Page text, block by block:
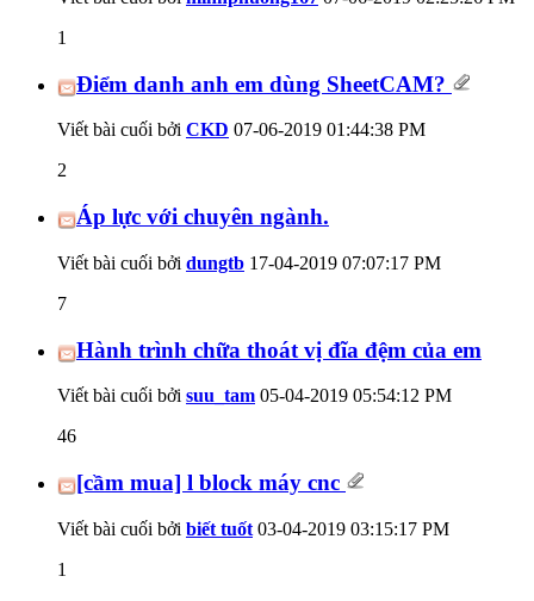
1
Điểm danh anh em dùng SheetCAM?
Viết bài cuối bởi CKD 07-06-2019 01:44:38 PM
2
Áp lực với chuyên ngành.
Viết bài cuối bởi dungtb 17-04-2019 07:07:17 PM
7
Hành trình chữa thoát vị đĩa đệm của em
Viết bài cuối bởi suu_tam 05-04-2019 05:54:12 PM
46
[cầm mua] l block máy cnc
Viết bài cuối bởi biết tuốt 03-04-2019 03:15:17 PM
1